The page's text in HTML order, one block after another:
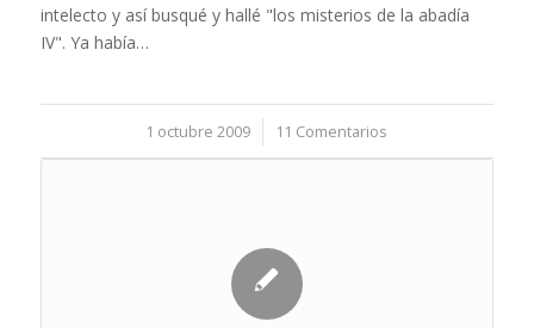
intelecto y así busqué y hallé "los misterios de la abadía
IV". Ya había…
1 octubre 2009
/ 11 Comentarios